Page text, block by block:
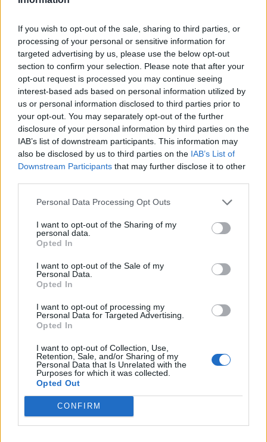
If you wish to opt-out of the sale, sharing to third parties, or
processing of your personal or sensitive information for
targeted advertising by us, please use the below opt-out
section to confirm your selection. Please note that after your
opt-out request is processed you may continue seeing
interest-based ads based on personal information utilized by
us or personal information disclosed to third parties prior to
your opt-out. You may separately opt-out of the further
disclosure of your personal information by third parties on the
IAB’s list of downstream participants. This information may
also be disclosed by us to third parties on the IAB’s List of
Downstream Participants that may further disclose it to other
Personal Data Processing Opt Outs
I want to opt-out of the Sharing of my
personal data.
Opted In
I want to opt-out of the Sale of my
Personal Data.
Opted In
I want to opt-out of processing my
Personal Data for Targeted Advertising.
Opted In
I want to opt-out of Collection, Use,
Retention, Sale, and/or Sharing of my
Personal Data that Is Unrelated with the
Purposes for which it was collected.
Opted Out
CONFIRM
σάρωσε υποψηφιότητες για Emmy, ο Τομ Χίντλστον και οι
δημιουργοί εξηγούν γιατί το "The Night Manager" άργησε να
επιστρέψει, πώς γεννήθηκε η 2η σεζόν
κόσμου: Όσα φέρνει ο Ιούνιος στην
COSMOTE TV
03.06.26
"The Agency", ο Τζέραρντ Μπάτλερ πρωταγωνιστεί στο
"Greenland: Migration", ενώ βρικόλακες, αστυνομικά
μυστήρια και αφιερώματα στη Μέριλιν Μονρόε κ